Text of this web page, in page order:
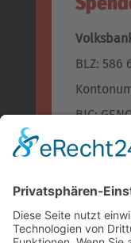
BLZ: 586
BIC:
IBAN:
BLZ: 586
Konto-